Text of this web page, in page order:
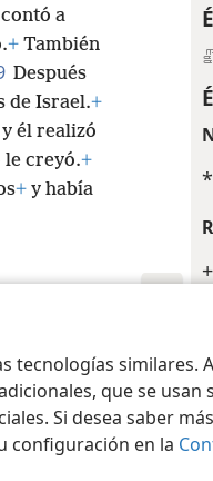
tecnologías similares.
que se
Si desea saber
configuración en la
*
+
a
+ También
Después
de Israel.+
él realizó
le creyó.+
+ y había